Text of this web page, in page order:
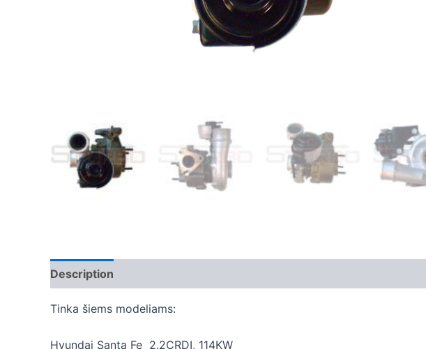
Description
Tinka šiems modeliams:
Hyundai Santa Fe 2.2CRDI, 114KW